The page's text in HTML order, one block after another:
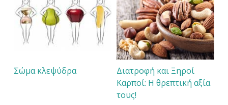
Σώμα κλεψύδρα
Διατροφή και Ξηροί
Καρποί: Η θρεπτική αξία
τους!